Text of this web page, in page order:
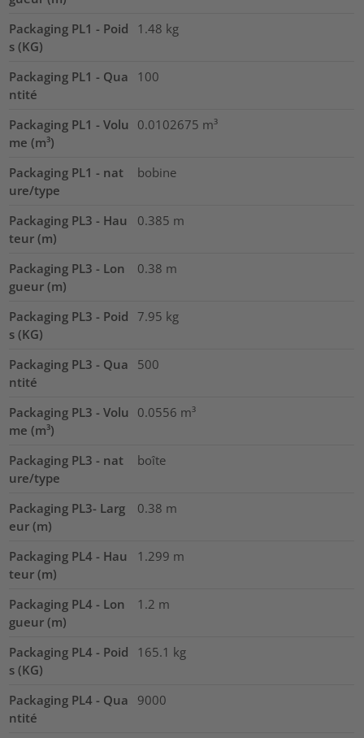
Packaging PL1 - Poid
s (KG)
1.48 kg
Packaging PL1 - Qua
ntité
100
Packaging PL1 - Volu
me (m³)
0.0102675 m³
Packaging PL1 - nat
ure/type
bobine
Packaging PL3 - Hau
teur (m)
0.385 m
Packaging PL3 - Lon
gueur (m)
0.38 m
Packaging PL3 - Poid
s (KG)
7.95 kg
Packaging PL3 - Qua
ntité
500
Packaging PL3 - Volu
me (m³)
0.0556 m³
Packaging PL3 - nat
ure/type
boîte
Packaging PL3- Larg
eur (m)
0.38 m
Packaging PL4 - Hau
teur (m)
1.299 m
Packaging PL4 - Lon
gueur (m)
1.2 m
Packaging PL4 - Poid
s (KG)
165.1 kg
Packaging PL4 - Qua
ntité
9000